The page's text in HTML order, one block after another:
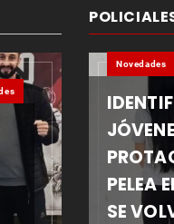
Novedades
PELEA
SE